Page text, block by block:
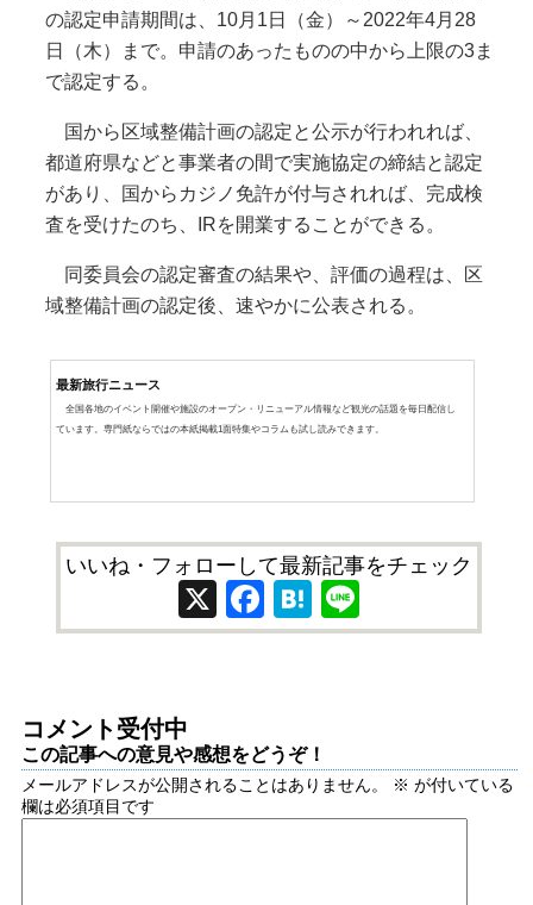
の認定申請期間は、10月1日（金）～2022年4月28
日（木）まで。申請のあったものの中から上限の3ま
で認定する。
国から区域整備計画の認定と公示が行われれば、
都道府県などと事業者の間で実施協定の締結と認定
があり、国からカジノ免許が付与されれば、完成検
査を受けたのち、IRを開業することができる。
同委員会の認定審査の結果や、評価の過程は、区
域整備計画の認定後、速やかに公表される。
最新旅行ニュース
全国各地のイベント開催や施設のオープン・リニューアル情報など観光の話題を毎日配信し
ています。専門紙ならではの本紙掲載1面特集やコラムも試し読みできます。
いいね・フォローして最新記事をチェック
X Facebook
Hatena
コメント受付中
この記事への意見や感想をどうぞ！
メールアドレスが公開されることはありません。 ※ が付いている
欄は必須項目です